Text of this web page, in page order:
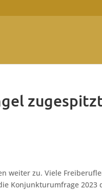
weiter zu. Viele
Konjunkturumfrage 2023